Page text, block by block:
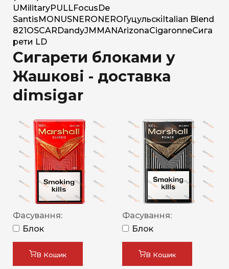
U MilitaryPULLFocus De
Santis MONUSNERO NERO Гуцульскі Italian Blend
821 OSCAR DandyJM MANArizonaCigaronneСига
рети LD
Сигарети блоками у
Жашкові - доставка
dimsigar
Фасування:
Блок
В Кошик
Фасування:
Блок
В Кошик